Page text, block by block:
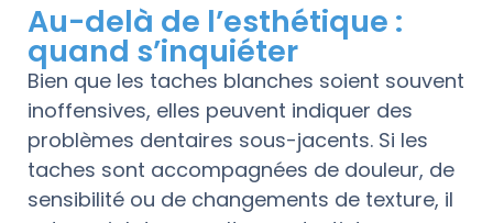
Au-delà de l’esthétique :
quand s’inquiéter
Bien que les taches blanches soient souvent
inoffensives, elles peuvent indiquer des
problèmes dentaires sous-jacents. Si les
taches sont accompagnées de douleur, de
sensibilité ou de changements de texture, il